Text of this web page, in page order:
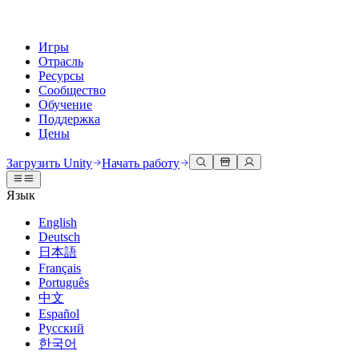
Игры
Отрасль
Ресурсы
Сообщество
Обучение
Поддержка
Цены
Движок Unity
Создавайте 2D и 3D игры для любой платформы
Совместная работа
Сотрудничайте и быстро вносите изменения с вашей командой
Загрузить Unity
Тарифы и цены
Развертывание
Многоплатформенность
3D сотрудничество
Создавайте и просматривайте 3D проекты в реальном времени
Иммерсивное обучение
Обучение в иммерсивных средах
Пользовательские опыты
Создавайте интерактивные 3D опыты
Отрасли
Производство
Документация
Инструменты для разработчиков
Версии релизов и трекер проблем
План развития
Обзор предстоящих функций
Глоссарий
Обсуждения
События
Глобальные и местные события
Истории сообщества
Made with Unity
Показ Unity-креаторов
Unity Learn
Освойте навыки Unity бесплатно
Профессиональное обучение
Повышайте уровень своей команды с тренерами Unity
Не использовали Unity раньше
С чего начать
Приступите к обучению
Основные пути Unity
Получить помощь
Помогаем вам добиться успеха с Unity
Планы успеха
Достигайте своих целей быстрее с помощью экспертов
FAQ
Ответы на часто задаваемые вопросы
Связаться с нами
Свяжитесь с нашей командой
Загрузить Unity Начать работу
Язык
English
Deutsch
日本語
Français
Português
中文
Español
Русский
한국어